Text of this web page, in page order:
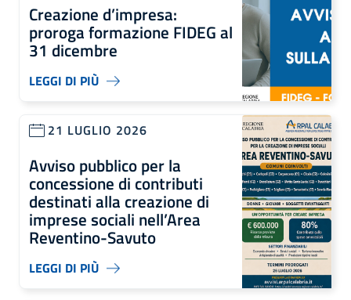
Creazione d’impresa:
proroga formazione FIDEG al
31 dicembre
LEGGI DI PIÙ
21 LUGLIO 2026
Avviso pubblico per la
concessione di contributi
destinati alla creazione di
imprese sociali nell’Area
Reventino-Savuto
LEGGI DI PIÙ